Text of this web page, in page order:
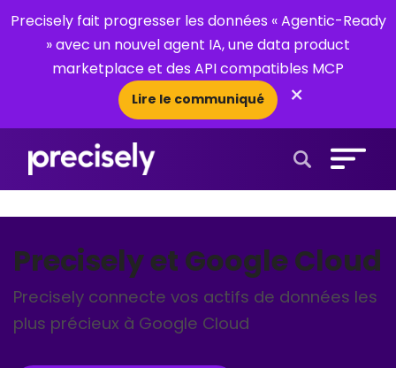
Precisely fait progresser les données « Agentic-Ready
» avec un nouvel agent IA, une data product
marketplace et des API compatibles MCP
Lire le communiqué ×
Precisely et Google Cloud
Precisely connecte vos actifs de données les
plus précieux à Google Cloud